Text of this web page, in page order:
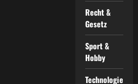
Recht &
Gesetz
Sport &
Hobby
Technologie